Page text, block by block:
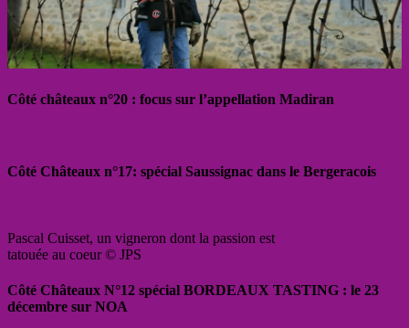
Côté châteaux n°20 : focus sur l’appellation Madiran
Côté Châteaux n°17: spécial Saussignac dans le Bergeracois
Pascal Cuisset, un vigneron dont la passion est
tatouée au coeur © JPS
Côté Châteaux N°12 spécial BORDEAUX TASTING : le 23
décembre sur NOA